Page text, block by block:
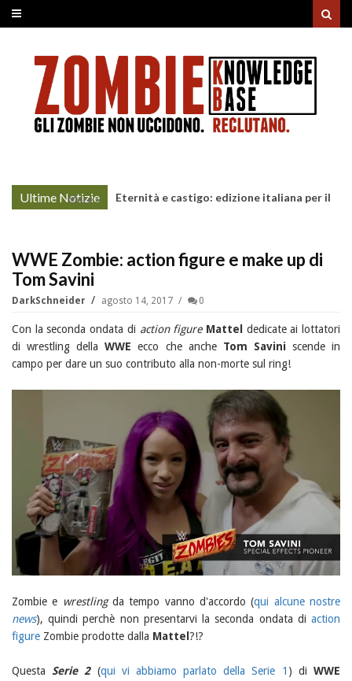
Ultime Notizie
More »
Eternità e castigo: edizione italiana per il
WWE Zombie: action figure e make up di
Tom Savini
DarkSchneider agosto 14, 2017 0
Con la seconda ondata di action figure Mattel
dedicate ai lottatori
di wrestling dellaWWE ecco che anche Tom Saviniscende in
campo per dare un suo contributo alla non-morte sul ring!
Zombie e wrestlingda tempo vanno d'accordo (qui alcune nostre
news), quindi perchè non presentarvi la seconda ondata di action
figure Zombie prodotte dalla Mattel ?!?
Questa Serie 2(qui vi abbiamo parlato della Serie 1 ) diWWE